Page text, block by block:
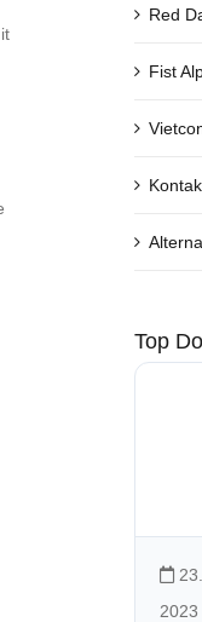
Red
Fist
Top
2023